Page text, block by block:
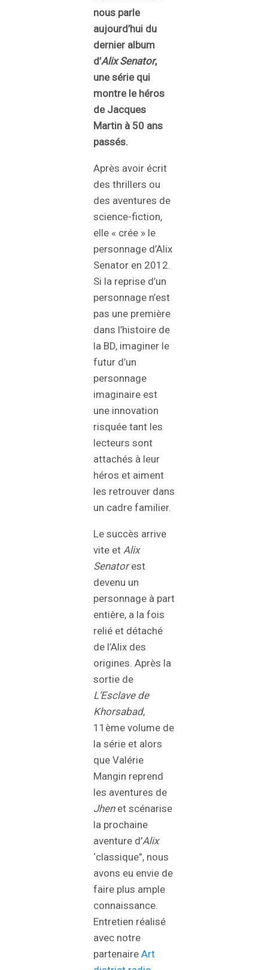
nous parle
aujourd’hui du
dernier album
d’Alix Senator,
une série qui
montre le héros
de Jacques
Martin à 50 ans
passés.
Après avoir écrit
des thrillers ou
des aventures de
science-fiction,
elle « crée » le
personnage d’Alix
Senator en 2012.
Si la reprise d’un
personnage n’est
pas une première
dans l’histoire de
la BD, imaginer le
futur d’un
personnage
imaginaire est
une innovation
risquée tant les
lecteurs sont
attachés à leur
héros et aiment
les retrouver dans
un cadre familier.
Le succès arrive
vite et Alix
Senatorest
devenu un
personnage à part
entière, a la fois
relié et détaché
de l’Alix des
origines. Après la
sortie de
L’Esclave de
Khorsabad,
11ème volume de
la série et alors
que Valérie
Mangin reprend
les aventures de
Jhen et scénarise
la prochaine
aventure d’Alix
‘classique”, nous
avons eu envie de
faire plus ample
connaissance.
Entretien réalisé
avec notre
partenaire Art